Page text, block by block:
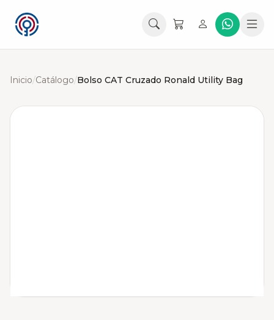
Inicio/Catálogo/Bolso CAT Cruzado Ronald Utility Bag